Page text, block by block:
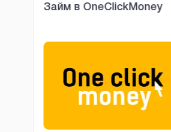
Займ в OneClickMoney